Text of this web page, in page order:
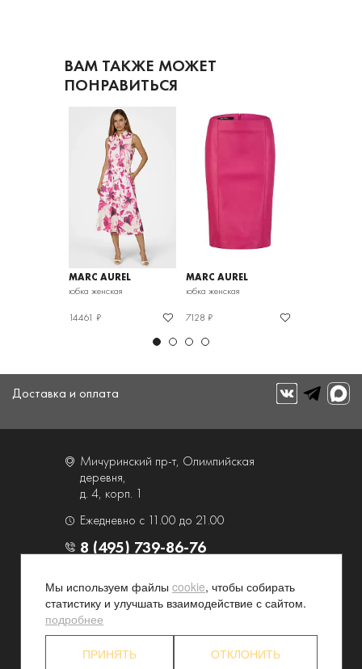
ВАМ ТАКЖЕ МОЖЕТ
ПОНРАВИТЬСЯ
MARC AUREL
юбка женская
14461 ₽
MARC AUREL
юбка женская
7128 ₽
Доставка и оплата
Мичуринский пр-т, Олимпийская
деревня,
д. 4, корп. 1
Ежедневно с 11.00 до 21.00
8 (495) 739-86-76
О компании
Услуги
Контакты и схема проезда
Наши преимущества
Партнерские программы
Конфиденциальность
Мы используем файлы cookie, чтобы собирать
статистику и улучшать взаимодействие с сайтом.
подробнее
ПРИНЯТЬ ОТКЛОНИТЬ